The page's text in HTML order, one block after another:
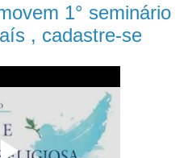
1° seminário
, cadastre-se